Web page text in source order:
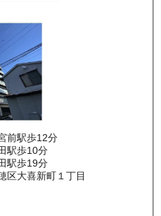
前駅歩12分
駅歩10分
駅歩19分
区大喜新町１丁目